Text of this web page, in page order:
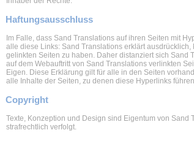
Haftungsausschluss
Im Falle, dass Sand Translations auf ihren Seiten mit
alle diese Links: Sand Translations erklärt
gelinkten Seiten zu haben. Daher distanziert sich
auf dem Webauftritt von Sand Translations verlinkten
Eigen. Diese Erklärung gilt für alle in den Seiten
alle Inhalte der Seiten, zu denen diese Hyperlinks
Copyright
Texte, Konzeption und Design sind Eigentum von Sand
strafrechtlich verfolgt.